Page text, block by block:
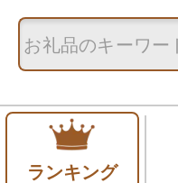
ランキング